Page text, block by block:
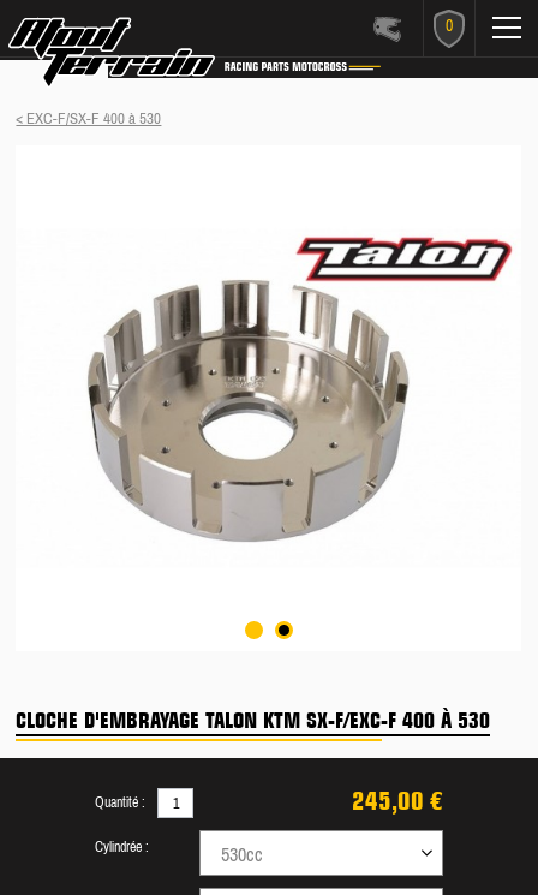
0
< EXC-F/SX-F 400 à 530
CLOCHE D'EMBRAYAGE TALON KTM SX-F/EXC-F 400 À 530
245,00 €
Quantité :
Cylindrée : 530cc